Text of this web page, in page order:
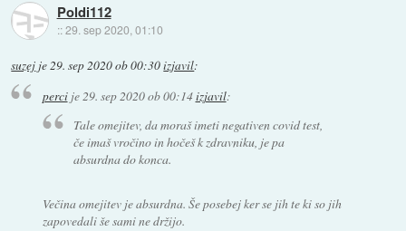
Poldi112
::29. sep 2020, 01:10
suzej je29. sep 2020 ob 00:30izjavil:
percije 29. sep 2020 ob 00:14izjavil:
Tale omejitev, da moraš imeti negativen covid test,
če imaš vročino in hočeš k zdravniku, je pa
absurdna do konca.
Večina omejitev je absurdna. Še posebej ker se jih te ki so jih
zapovedali še sami ne držijo.